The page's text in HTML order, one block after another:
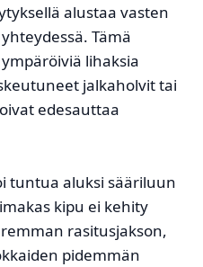
alustaa vasten
Tämä
lihaksia
jalkaholvit tai
edesauttaa
tuntua aluksi sääriluun
kipu ei kehity
rasitusjakson,
pidemmän